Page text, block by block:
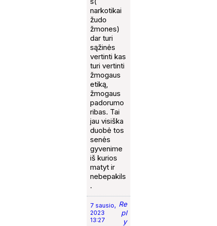
narkotikai
žudo
žmones)
dar turi
sąžinės
vertinti kas
turi vertinti
žmogaus
etiką,
žmogaus
padorumo
ribas. Tai
jau visiška
duobė tos
senės
gyvenime
iš kurios
matyt ir
nebepakils
.
7 sausio,
2023
13:27
Re
pl
y